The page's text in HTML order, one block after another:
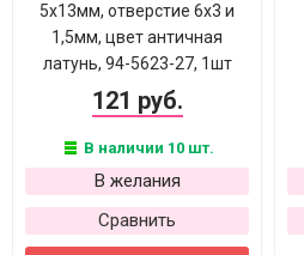
5х13мм, отверстие 6х3 и
1,5мм, цвет античная
латунь, 94-5623-27, 1шт
121 руб.
В наличии 10 шт.
В желания
Сравнить